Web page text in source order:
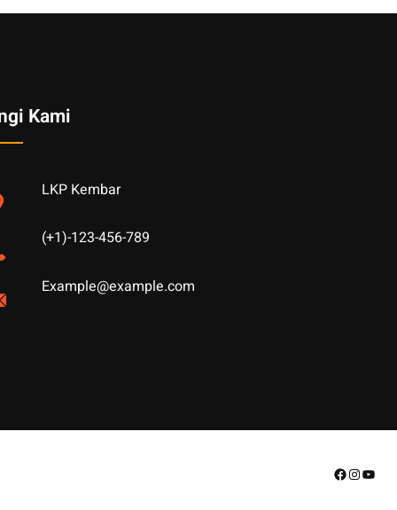
Kami
LKP Kembar
(+1)-123-456-789
Example@example.com
Facebook